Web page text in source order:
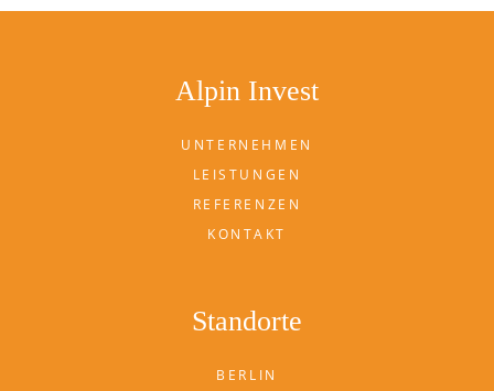
Alpin Invest
UNTERNEHMEN
LEISTUNGEN
REFERENZEN
KONTAKT
Standorte
BERLIN